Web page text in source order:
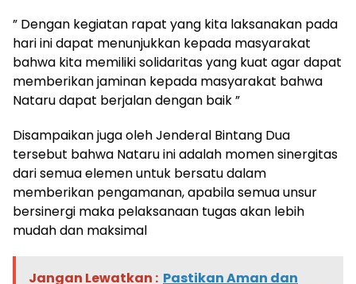
” Dengan kegiatan rapat yang kita laksanakan pada
hari ini dapat menunjukkan kepada masyarakat
bahwa kita memiliki solidaritas yang kuat agar dapat
memberikan jaminan kepada masyarakat bahwa
Nataru dapat berjalan dengan baik ”
Disampaikan juga oleh Jenderal Bintang Dua
tersebut bahwa Nataru ini adalah momen sinergitas
dari semua elemen untuk bersatu dalam
memberikan pengamanan, apabila semua unsur
bersinergi maka pelaksanaan tugas akan lebih
mudah dan maksimal
Jangan Lewatkan : Pastikan Aman dan